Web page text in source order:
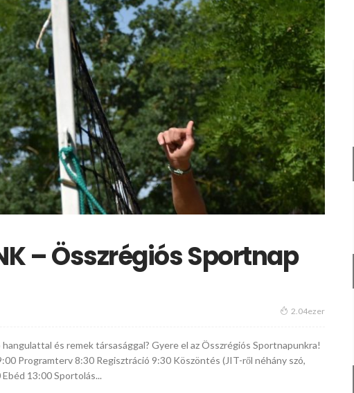
– Összrégiós Sportnap
2.04ezer
és remek társasággal? Gyere el az Összrégiós Sportnapunkra!
Programterv 8:30 Regisztráció 9:30 Köszöntés (JIT-ről néhány szó,
13:00 Sportolás...